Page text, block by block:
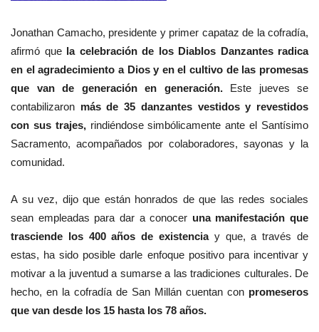
Jonathan Camacho, presidente y primer capataz de la cofradía,
afirmó que la celebración de los Diablos Danzantes radica
en el agradecimiento a Dios y en el cultivo de las promesas
que van de generación en generación.Este jueves se
contabilizaron más de 35 danzantes vestidos y revestidos
con sus trajes,rindiéndose simbólicamente ante el Santísimo
Sacramento, acompañados por colaboradores, sayonas y la
comunidad.
A su vez, dijo que están honrados de que las redes sociales
sean empleadas para dar a conocer una manifestación que
trasciende los 400 años de existencia y que, a través de
estas, ha sido posible darle enfoque positivo para incentivar y
motivar a la juventud a sumarse a las tradiciones culturales. De
hecho, en la cofradía de San Millán cuentan con promeseros
que van desde los 15 hasta los 78 años.